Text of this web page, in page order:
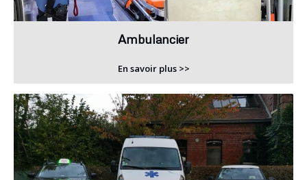
Ambulancier
En savoir plus >>